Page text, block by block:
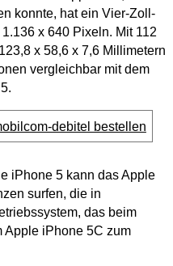
konnte, hat ein Vier-Zoll-
x 640 Pixeln. Mit 112
x 58,6 x 7,6 Millimetern
vergleichbar mit dem
debitel bestellen
iPhone 5 kann das Apple
surfen, die in
das beim
Apple iPhone 5C zum